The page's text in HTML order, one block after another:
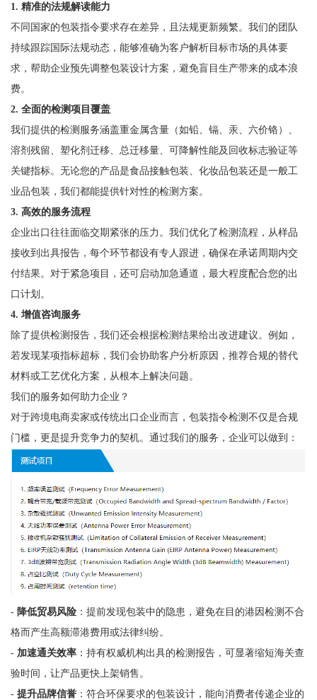
1. 精准的法规解读能力
不同国家的包装指令要求存在差异，且法规更新频繁。我们的团队
持续跟踪国际法规动态，能够准确为客户解析目标市场的具体要
求，帮助企业预先调整包装设计方案，避免盲目生产带来的成本浪
费。
2. 全面的检测项目覆盖
我们提供的检测服务涵盖重金属含量（如铅、镉、汞、六价铬）、
溶剂残留、塑化剂迁移、总迁移量、可降解性能及回收标志验证等
关键指标。无论您的产品是食品接触包装、化妆品包装还是一般工
业品包装，我们都能提供针对性的检测方案。
3. 高效的服务流程
企业出口往往面临交期紧张的压力。我们优化了检测流程，从样品
接收到出具报告，每个环节都设有专人跟进，确保在承诺周期内交
付结果。对于紧急项目，还可启动加急通道，最大程度配合您的出
口计划。
4. 增值咨询服务
除了提供检测报告，我们还会根据检测结果给出改进建议。例如，
若发现某项指标超标，我们会协助客户分析原因，推荐合规的替代
材料或工艺优化方案，从根本上解决问题。
我们的服务如何助力企业？
对于跨境电商卖家或传统出口企业而言，包装指令检测不仅是合规
门槛，更是提升竞争力的契机。通过我们的服务，企业可以做到：
- 降低贸易风险：提前发现包装中的隐患，避免在目的港因检测不合
格而产生高额滞港费用或法律纠纷。
- 加速通关效率：持有权威机构出具的检测报告，可显著缩短海关查
验时间，让产品更快上架销售。
- 提升品牌信誉：符合环保要求的包装设计，能向消费者传递企业的